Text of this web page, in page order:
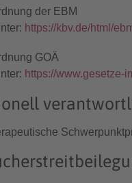
der EBM
https://kbv.de/html/
GOÄ
https://www.gesetze-